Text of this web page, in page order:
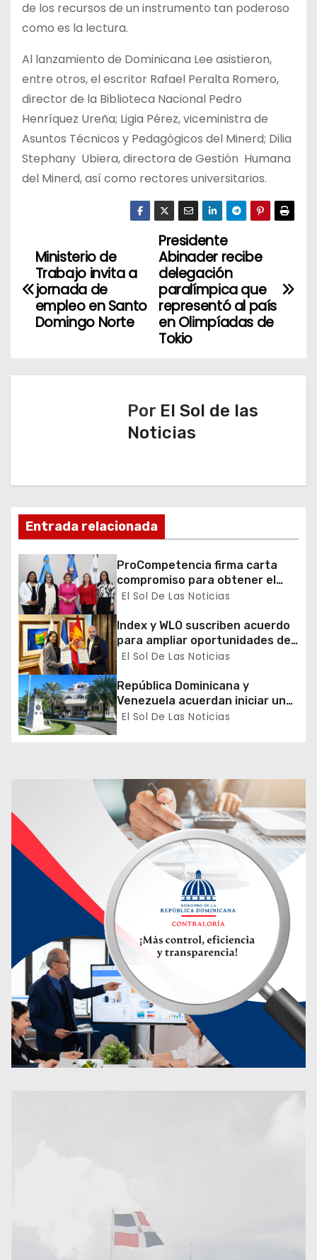
de los recursos de un instrumento tan poderoso
como es la lectura.
Al lanzamiento de Dominicana Lee asistieron,
entre otros, el escritor Rafael Peralta Romero,
director de la Biblioteca Nacional Pedro
Henríquez Ureña; Ligia Pérez, viceministra de
Asuntos Técnicos y Pedagógicos del Minerd; Dilia
Stephany Ubiera, directora de Gestión Humana
del Minerd, así como rectores universitarios.
N
a
ó
n
d
e
e
n
t
r
a
Presidente
Abinader recibe
delegación
paralímpica que
representó al país
en Olimpíadas de
Tokio
Ministerio de
Trabajo invita a
jornada de
empleo en Santo
Domingo Norte
Por El Sol de las
Noticias
Entrada relacionada
ProCompetencia firma carta
compromiso para obtener el
Sello Igualando RD para el
El Sol De Las Noticias
Index y WLO suscriben acuerdo
para ampliar oportunidades de
formación de dominicanos en el
El Sol De Las Noticias
República Dominicana y
Venezuela acuerdan iniciar un
proceso de normalización
El Sol De Las Noticias